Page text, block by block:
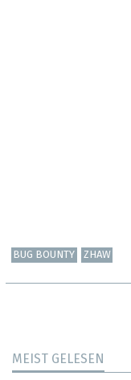
BUG BOUNTY ZHAW
MEIST GELESEN